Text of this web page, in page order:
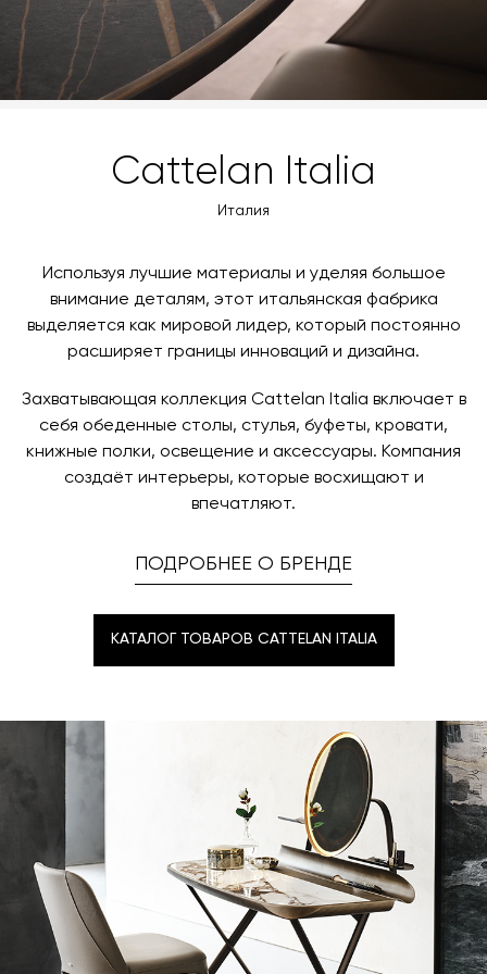
Cattelan Italia
Италия
Используя лучшие материалы и уделяя большое
внимание деталям, этот итальянская фабрика
выделяется как мировой лидер, который постоянно
расширяет границы инноваций и дизайна.
Захватывающая коллекция Cattelan Italia включает в
себя обеденные столы, стулья, буфеты, кровати,
книжные полки, освещение и аксессуары. Компания
создаёт интерьеры, которые восхищают и
впечатляют.
ПОДРОБНЕЕ О БРЕНДЕ
КАТАЛОГ ТОВАРОВ CATTELAN ITALIA